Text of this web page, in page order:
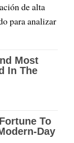
de alta
para analizar